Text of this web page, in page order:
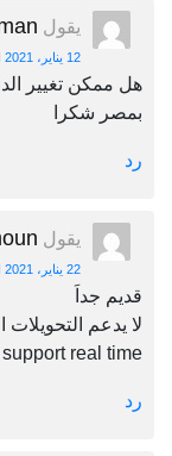
يقول
12 يناير، 2021 الساعة 12:11 م
هل ممكن تغيير
بمصر شكرا
رد
يقول
22 يناير، 2021 الساعة 11:06 م
قديم جداَ
لا يدعم التحويلات
support real time
رد